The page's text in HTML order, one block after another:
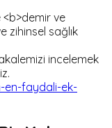
ve
zihinsel sağlık
incelemek
en-faydali-ek-